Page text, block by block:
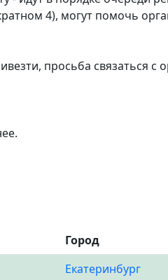
4), могут помочь
просьба связаться с
Город
Екатеринбург